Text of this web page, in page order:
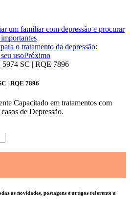
um familiar com depressão e procurar
o tratamento da depressão:
usoPróximo
| RQE 7896
Capacitado em tratamentos com
de Depressão.
as novidades, postagens e artigos referente a